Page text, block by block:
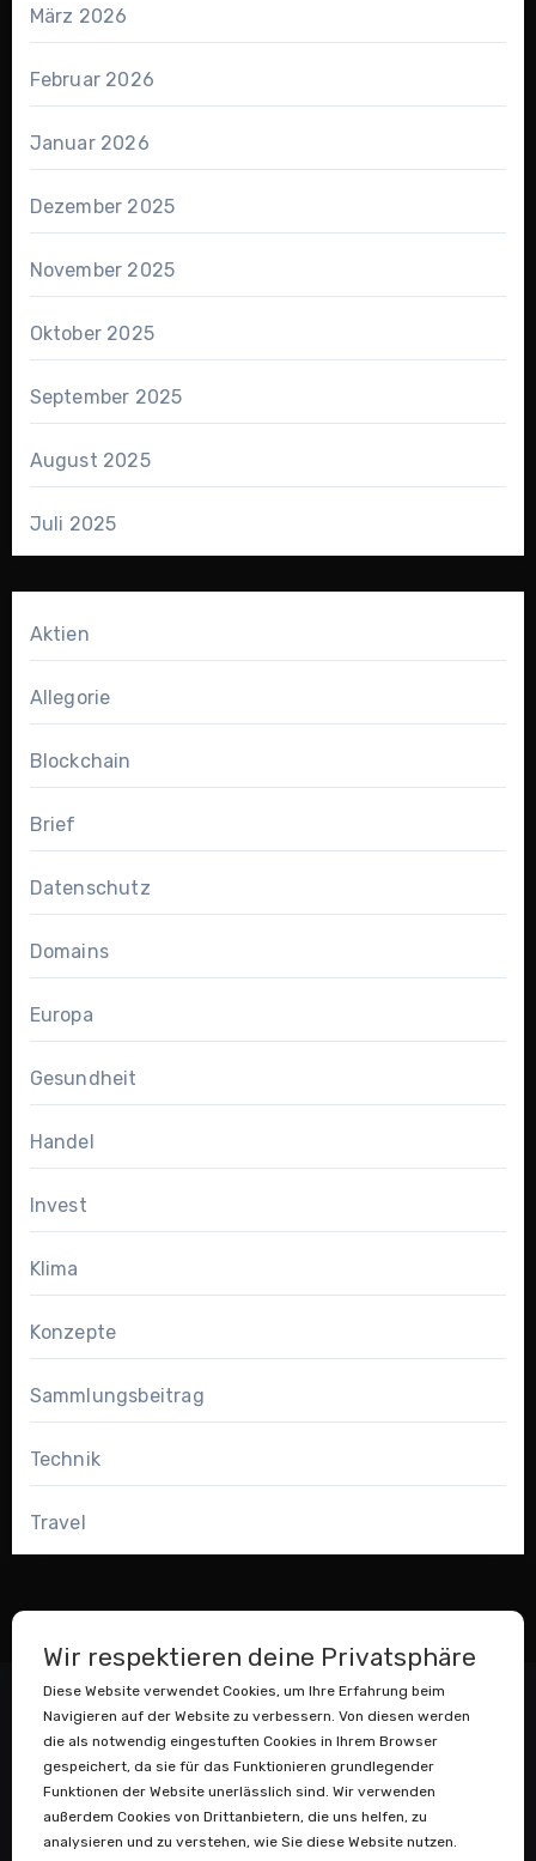
März 2026
Februar 2026
Januar 2026
Dezember 2025
November 2025
Oktober 2025
September 2025
August 2025
Juli 2025
Aktien
Allegorie
Blockchain
Brief
Datenschutz
Domains
Europa
Gesundheit
Handel
Invest
Klima
Konzepte
Sammlungsbeitrag
Technik
Travel
Datenstaubsauger
Wir respektieren deine Privatsphäre
Diese Website verwendet Cookies, um Ihre Erfahrung beim
Navigieren auf der Website zu verbessern. Von diesen werden
die als notwendig eingestuften Cookies in Ihrem Browser
gespeichert, da sie für das Funktionieren grundlegender
Funktionen der Website unerlässlich sind. Wir verwenden
außerdem Cookies von Drittanbietern, die uns helfen, zu
analysieren und zu verstehen, wie Sie diese Website nutzen.